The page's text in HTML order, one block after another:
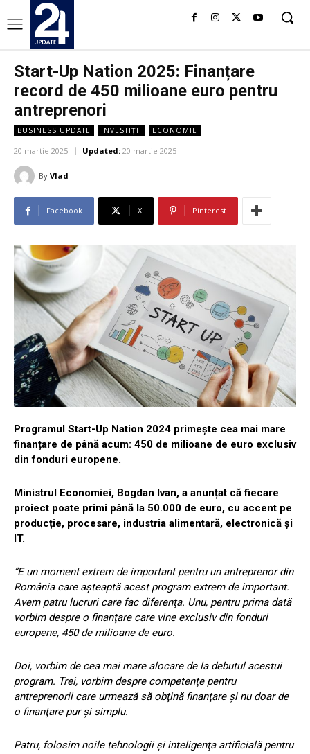
Start-Up Nation 2025: Finanțare
record de 450 milioane euro pentru
antreprenori
BUSINESS UPDATE INVESTIȚII ECONOMIE
20 martie 2025 Updated: 20 martie 2025
By Vlad
Facebook X Pinterest
Programul Start-Up Nation 2024 primește cea mai mare
finanțare de până acum: 450 de milioane de euro exclusiv
din fonduri europene.
Ministrul Economiei, Bogdan Ivan, a anunțat că fiecare
proiect poate primi până la 50.000 de euro, cu accent pe
producție, procesare, industria alimentară, electronică și
IT.
”E un moment extrem de important pentru un antreprenor din
România care aşteaptă acest program extrem de important.
Avem patru lucruri care fac diferenţa. Unu, pentru prima dată
vorbim despre o finanţare care vine exclusiv din fonduri
europene, 450 de milioane de euro.
Doi, vorbim de cea mai mare alocare de la debutul acestui
program. Trei, vorbim despre competenţe pentru
antreprenorii care urmează să obţină finanţare şi nu doar de
o finanţare pur şi simplu.
Patru, folosim noile tehnologii şi inteligenţa artificială pentru